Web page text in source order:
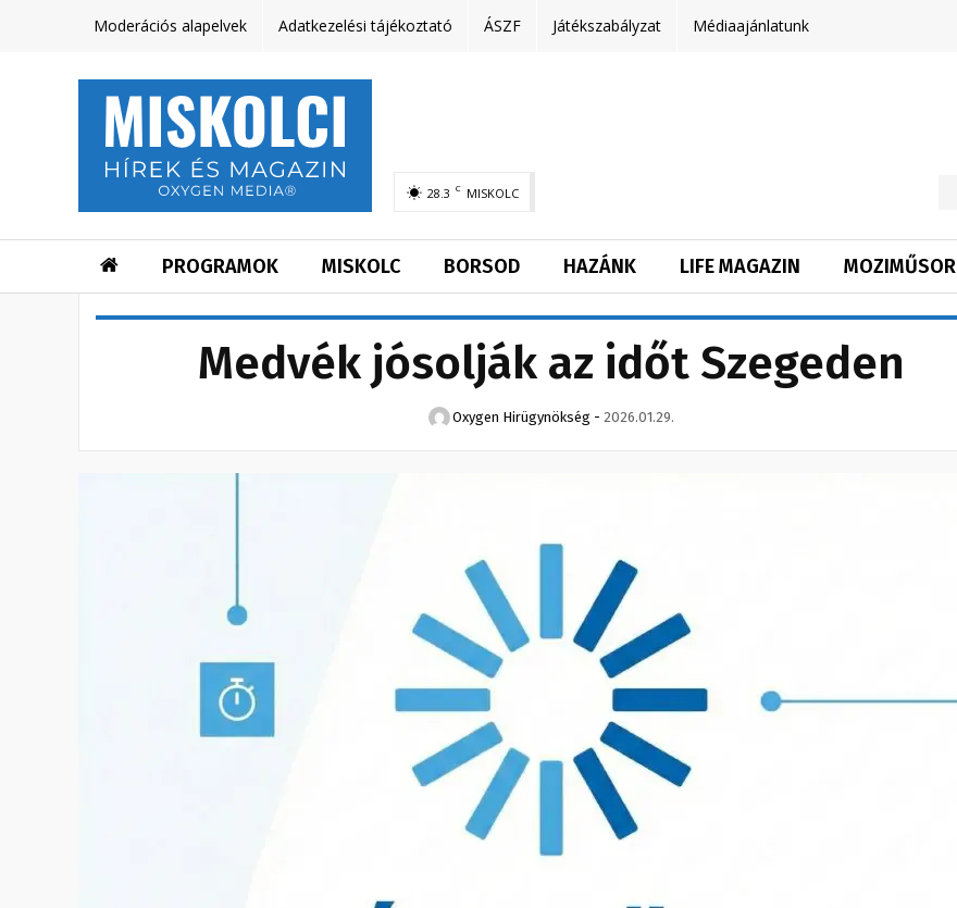
Moderációs alapelvek Adatkezelési tájékoztató ÁSZF Játékszabályzat Médiaajánlatunk
28.3 C MISKOLC
PROGRAMOK MISKOLC BORSOD HAZÁNK LIFE MAGAZIN MOZIMŰSOR
Medvék jósolják az időt Szegeden
Oxygen Hirügynökség - 2026.01.29.